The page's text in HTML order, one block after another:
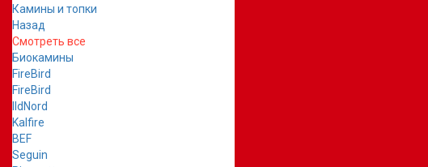
Камины и топки
Назад
Смотреть все
Биокамины
FireBird
FireBird
IldNord
Kalfire
BEF
Seguin